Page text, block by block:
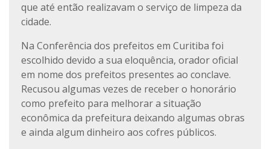
que até então realizavam o serviço de limpeza da
cidade.
Na Conferência dos prefeitos em Curitiba foi
escolhido devido a sua eloquência, orador oficial
em nome dos prefeitos presentes ao conclave.
Recusou algumas vezes de receber o honorário
como prefeito para melhorar a situação
econômica da prefeitura deixando algumas obras
e ainda algum dinheiro aos cofres públicos.